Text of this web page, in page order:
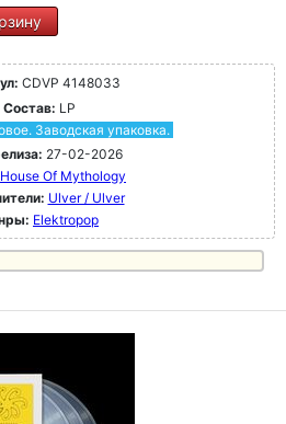
CDVP 4148033
Состав: LP
Заводская упаковка.
27-02-2026
House Of Mythology
Ulver / Ulver
Elektropop